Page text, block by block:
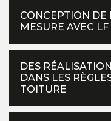
CONCEPTION DE
MESURE AVEC
DES
DANS LES
TOITURE